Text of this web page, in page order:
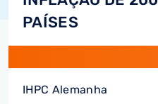
PAÍSES
IHPC Alemanha